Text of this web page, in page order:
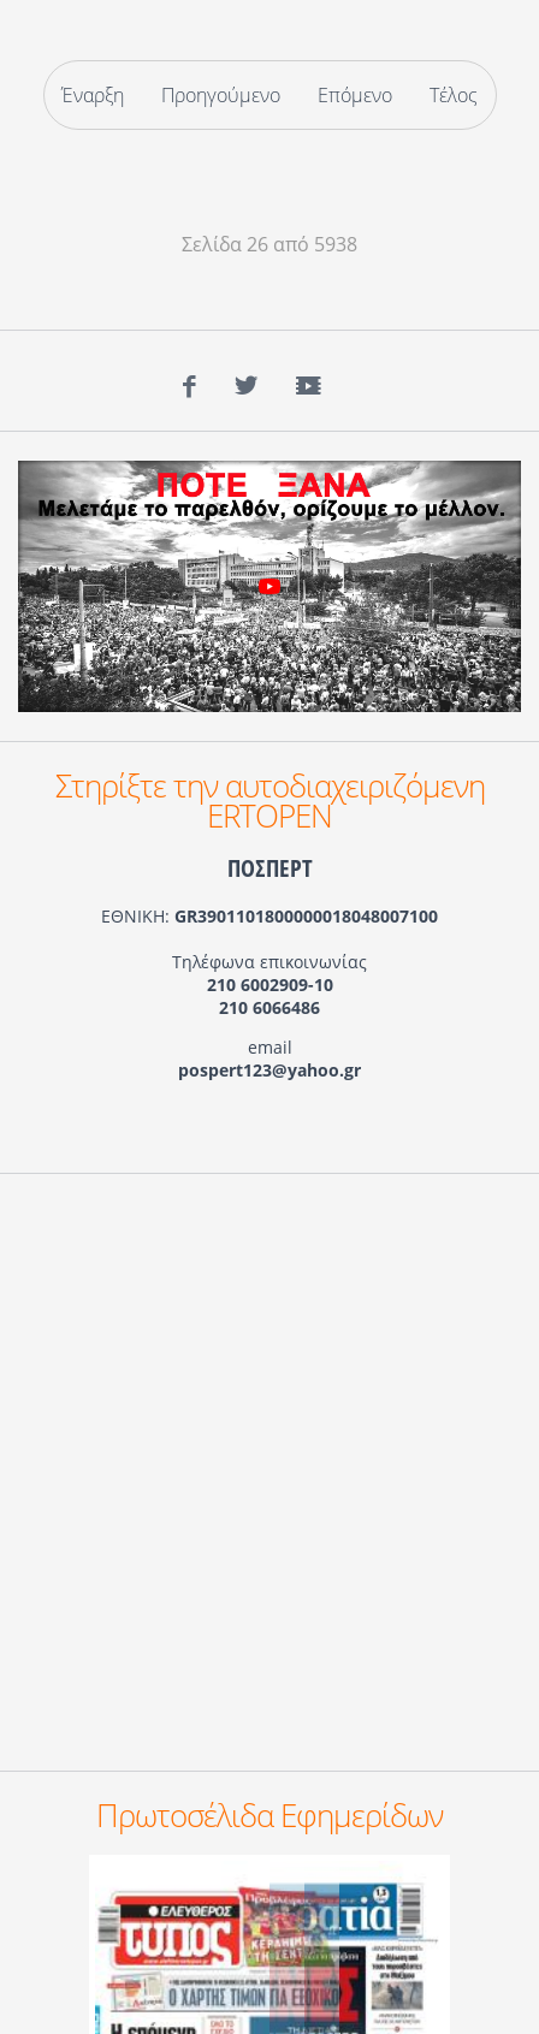
Έναρξη Προηγούμενο Επόμενο Τέλος
Σελίδα 26 από 5938
Facebook
TwitterYouTube
Στηρίξτε την αυτοδιαχειριζόμενη
ERTOPEN
ΠΟΣΠΕΡΤ
ΕΘΝΙΚΗ: GR3901101800000018048007100
Τηλέφωνα επικοινωνίας
210 6002909-10
210 6066486
email
pospert123@yahoo.gr
Πρωτοσέλιδα Εφημερίδων